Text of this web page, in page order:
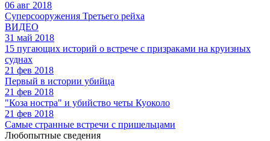
06 авг 2018
Суперсооружения Третьего рейха
ВИДЕО
31 май 2018
15 пугающих историй о встрече с призраками на круизных
суднах
21 фев 2018
Первый в истории убийца
21 фев 2018
"Коза ностра" и убийство четы Куоколо
21 фев 2018
Самые странные встречи с пришельцами
Любопытные сведения